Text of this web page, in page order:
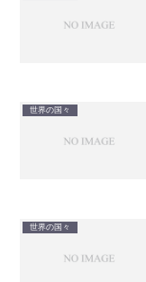
世界の国々
世界の国々